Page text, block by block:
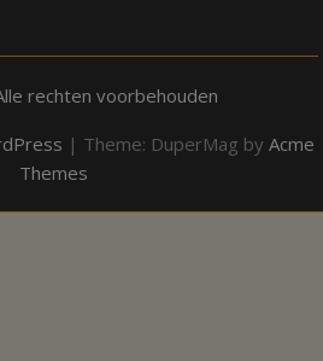
rechten voorbehouden
| Theme: DuperMag by Acme
Themes